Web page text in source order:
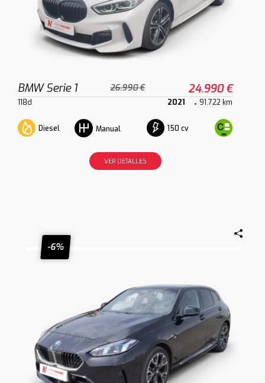
BMW Serie 1 26.990 € 24.990 €
118d 2021 91.722 km
Diesel Manual 150 cv
VER DETALLES
-6%